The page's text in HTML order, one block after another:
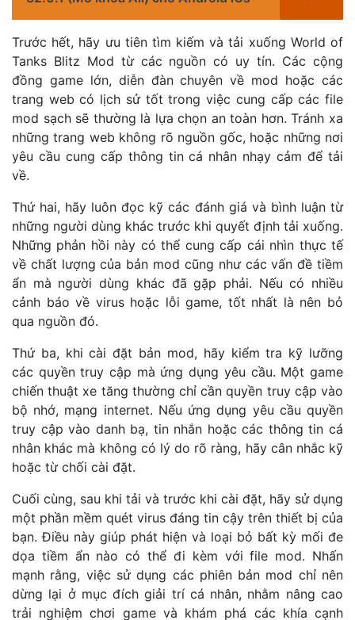
Trước hết, hãy ưu tiên tìm kiếm và tải xuống World of
Tanks Blitz Mod từ các nguồn có uy tín. Các cộng
đồng game lớn, diễn đàn chuyên về mod hoặc các
trang web có lịch sử tốt trong việc cung cấp các file
mod sạch sẽ thường là lựa chọn an toàn hơn. Tránh xa
những trang web không rõ nguồn gốc, hoặc những nơi
yêu cầu cung cấp thông tin cá nhân nhạy cảm để tải
về.
Thứ hai, hãy luôn đọc kỹ các đánh giá và bình luận từ
những người dùng khác trước khi quyết định tải xuống.
Những phản hồi này có thể cung cấp cái nhìn thực tế
về chất lượng của bản mod cũng như các vấn đề tiềm
ẩn mà người dùng khác đã gặp phải. Nếu có nhiều
cảnh báo về virus hoặc lỗi game, tốt nhất là nên bỏ
qua nguồn đó.
Thứ ba, khi cài đặt bản mod, hãy kiểm tra kỹ lưỡng
các quyền truy cập mà ứng dụng yêu cầu. Một game
chiến thuật xe tăng thường chỉ cần quyền truy cập vào
bộ nhớ, mạng internet. Nếu ứng dụng yêu cầu quyền
truy cập vào danh bạ, tin nhắn hoặc các thông tin cá
nhân khác mà không có lý do rõ ràng, hãy cân nhắc kỹ
hoặc từ chối cài đặt.
Cuối cùng, sau khi tải và trước khi cài đặt, hãy sử dụng
một phần mềm quét virus đáng tin cậy trên thiết bị của
bạn. Điều này giúp phát hiện và loại bỏ bất kỳ mối đe
dọa tiềm ẩn nào có thể đi kèm với file mod. Nhấn
mạnh rằng, việc sử dụng các phiên bản mod chỉ nên
dừng lại ở mục đích giải trí cá nhân, nhằm nâng cao
trải nghiệm chơi game và khám phá các khía cạnh